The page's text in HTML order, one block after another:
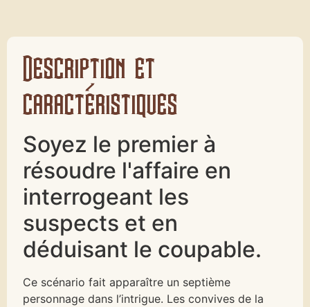
Description et
caractéristiques
Soyez le premier à
résoudre l'affaire en
interrogeant les
suspects et en
déduisant le coupable.
Ce scénario fait apparaître un septième
personnage dans l’intrigue. Les convives de la